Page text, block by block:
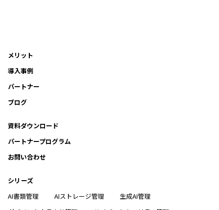
メリット
導入事例
パートナー
ブログ
資料ダウンロード
パートナープログラム
お問い合わせ
シリーズ
AI書類管理
AIストレージ管理
生成AI管理